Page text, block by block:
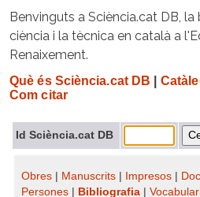
Benvinguts a Sciència.cat DB,
ciència i la tècnica en català a
Renaixement.
Què és Sciència.cat DB
Com citar
Id Sciència.cat DB
Obres Manuscrits Impresos
Persones
Bibliografia